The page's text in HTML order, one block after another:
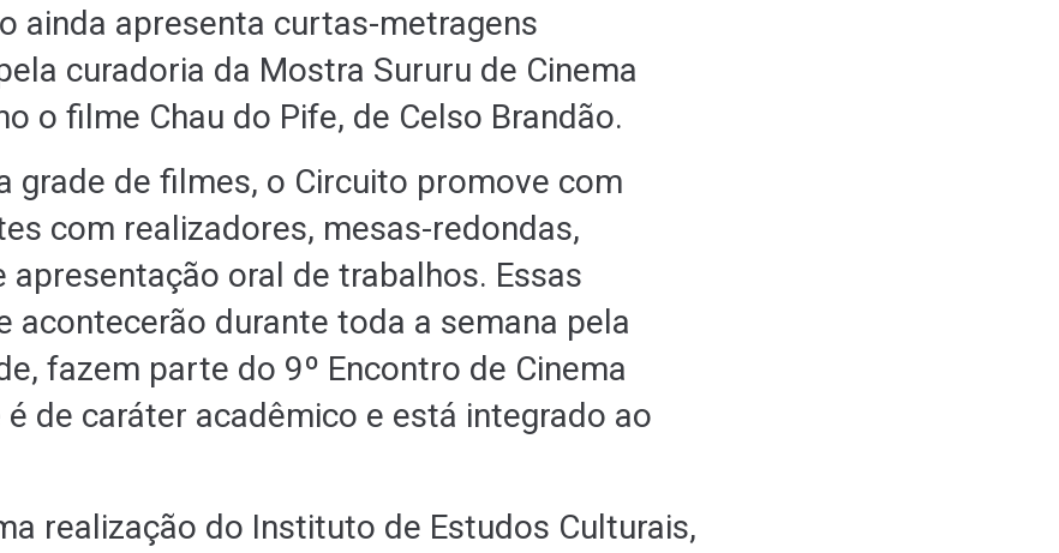
ainda apresenta curtas-metragens
curadoria da Mostra Sururu de Cinema
o filme Chau do Pife, de Celso Brandão.
grade de filmes, o Circuito promove com
com realizadores, mesas-redondas,
apresentação oral de trabalhos. Essas
acontecerão durante toda a semana pela
fazem parte do 9º Encontro de Cinema
é de caráter acadêmico e está integrado ao
realização do Instituto de Estudos Culturais,